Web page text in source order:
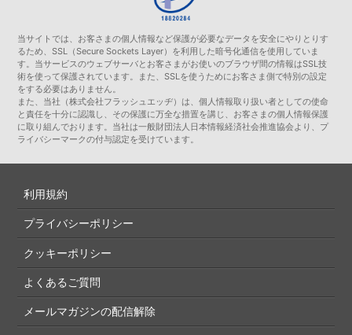
当サイトでは、お客さまの個人情報など保護が必要なデータを安全にやりとりす
るため、SSL（Secure Sockets Layer）を利用した暗号化通信を使用していま
す。当サービスのウェブサーバとお客さまがお使いのブラウザ間の情報はSSL技
術を使って保護されています。また、SSLを使うためにお客さま側で特別の設定
をする必要はありません。
また、当社（株式会社フラッシュエッヂ）は、個人情報取り扱い者としての使命
と責任を十分に認識し、その保護に万全な措置を講じ、お客さまの個人情報保護
に取り組んでおります。当社は一般財団法人日本情報経済社会推進協会より、プ
ライバシーマークの付与認定を受けています。
利用規約
プライバシーポリシー
クッキーポリシー
よくあるご質問
メールマガジンの配信解除